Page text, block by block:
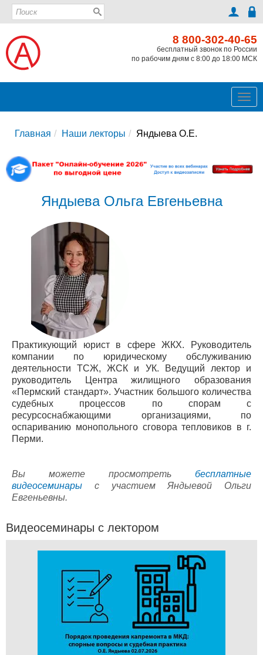
8 800-302-40-65
бесплатный звонок по России
по рабочим дням с 8:00 до 18:00 МСК
Главная Наши лекторы Яндыева О.Е.
Яндыева Ольга Евгеньевна
Практикующий юрист в сфере ЖКХ. Руководитель
компании по юридическому обслуживанию
деятельности ТСЖ, ЖСК и УК. Ведущий лектор и
руководитель Центра жилищного образования
«Пермский стандарт». Участник большого количества
судебных процессов по спорам с
ресурсоснабжающими организациями, по
оспариванию монопольного сговора тепловиков в г.
Перми.
Вы можете просмотреть бесплатные
видеосеминары с участием Яндыевой Ольги
Евгеньевны.
Видеосеминары с лектором